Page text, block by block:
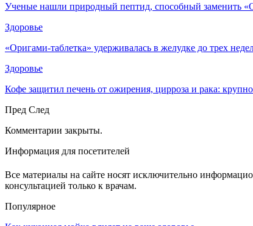
Ученые нашли природный пептид, способный заменить
Здоровье
«Оригами-таблетка» удерживалась в желудке до трех
Здоровье
Кофе защитил печень от ожирения, цирроза и рака:
Пред След
Комментарии закрыты.
Информация для посетителей
Все материалы на сайте носят исключительно
консультацией только к врачам.
Популярное